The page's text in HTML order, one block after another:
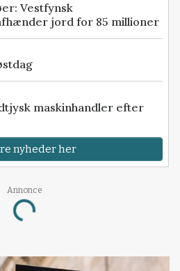
Vestfynsk
jord for 85 millioner
maskinhandler efter
nyheder her
Annonce
Loading...